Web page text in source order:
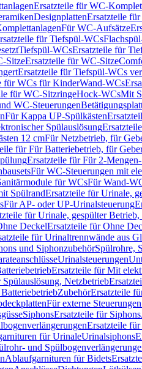
Ersatzteile für WC-
DesignplattenErsatzteile
Für WC-Aufsätze
für Tiefspül-WCs
Tiefspül-WCsErsatzteile für
SitzeErsatzteile für WC-Sitze
Ersatzteile für Tiefspül-WCs
für WCs für KinderWand-WCs
für WC-SitzringeHock-WCsMit
WC-Steuerungen
Für Kappa UP-Spülkästen
Spülauslösung
12 cmFür Netzbetrieb, für
für Für Batteriebetrieb, für
Ersatzteile für Für 2-
Für WC-Steuerungen mit
für WCsFür Wand-
SpülrandErsatzteile für Urinale,
Für AP- oder UP-Urinalsteuerung
für Urinale, gespülter
DeckelErsatzteile für Ohne
für Urinaltrennwände aus
und SiphonzubehörSpülrohre,
Urinalsteuerungen
Ersatzteile für Mit
Netzbetrieb
ZubehörErsatzteile
Für externe Steuerungen
SiphonsErsatzteile für Siphons
Ersatzteile
für UrinaleUrinalsiphons
und
Ablaufgarnituren für Bidets